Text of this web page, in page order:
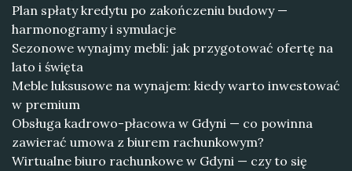
Plan spłaty kredytu po zakończeniu budowy —
harmonogramy i symulacje
Sezonowe wynajmy mebli: jak przygotować ofertę na
lato i święta
Meble luksusowe na wynajem: kiedy warto inwestować
w premium
Obsługa kadrowo-płacowa w Gdyni — co powinna
zawierać umowa z biurem rachunkowym?
Wirtualne biuro rachunkowe w Gdyni — czy to się